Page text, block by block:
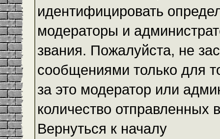
идентифицировать
модераторы и
звания. Пожалуйста, не
сообщениями только для
за это модератор или
количество
Вернуться к началу